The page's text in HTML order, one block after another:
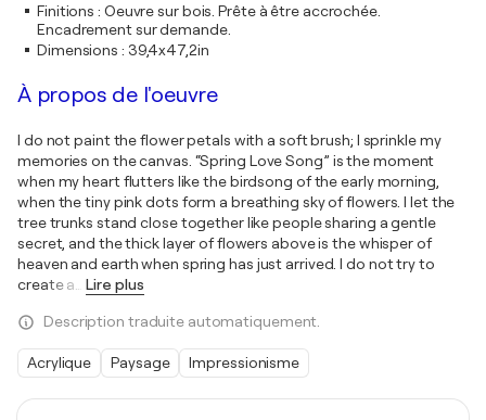
Finitions : Oeuvre sur bois. Prête à être accrochée.
Encadrement sur demande.
Dimensions : 39,4x47,2in
À propos de l'oeuvre
I do not paint the flower petals with a soft brush; I sprinkle my
memories on the canvas. “Spring Love Song” is the moment
when my heart flutters like the birdsong of the early morning,
when the tiny pink dots form a breathing sky of flowers. I let the
tree trunks stand close together like people sharing a gentle
secret, and the thick layer of flowers above is the whisper of
heaven and earth when spring has just arrived. I do not try to
create a
Lire plus
Description traduite automatiquement.
Acrylique Paysage Impressionisme